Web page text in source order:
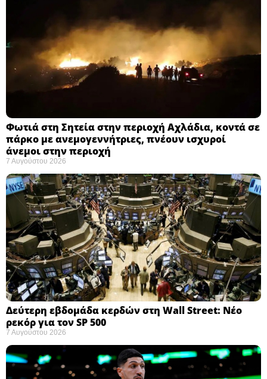
Φωτιά στη Σητεία στην περιοχή Αχλάδια, κοντά σε
πάρκο με ανεμογεννήτριες, πνέουν ισχυροί
άνεμοι στην περιοχή
7 Αυγούστου 2026
Δεύτερη εβδομάδα κερδών στη Wall Street: Νέο
ρεκόρ για τον SP 500
7 Αυγούστου 2026